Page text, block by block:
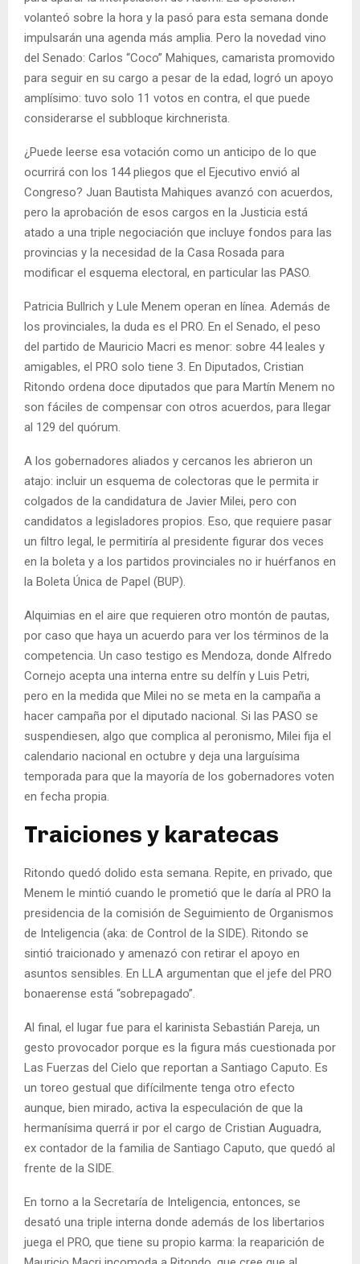
volanteó sobre la hora y la pasó para esta semana donde
impulsarán una agenda más amplia. Pero la novedad vino
del Senado: Carlos “Coco” Mahiques, camarista promovido
para seguir en su cargo a pesar de la edad, logró un apoyo
amplísimo: tuvo solo 11 votos en contra, el que puede
considerarse el subbloque kirchnerista.
¿Puede leerse esa votación como un anticipo de lo que
ocurrirá con los 144 pliegos que el Ejecutivo envió al
Congreso? Juan Bautista Mahiques avanzó con acuerdos,
pero la aprobación de esos cargos en la Justicia está
atado a una triple negociación que incluye fondos para las
provincias y la necesidad de la Casa Rosada para
modificar el esquema electoral, en particular las PASO.
Patricia Bullrich y Lule Menem operan en línea. Además de
los provinciales, la duda es el PRO. En el Senado, el peso
del partido de Mauricio Macri es menor: sobre 44 leales y
amigables, el PRO solo tiene 3. En Diputados, Cristian
Ritondo ordena doce diputados que para Martín Menem no
son fáciles de compensar con otros acuerdos, para llegar
al 129 del quórum.
A los gobernadores aliados y cercanos les abrieron un
atajo: incluir un esquema de colectoras que le permita ir
colgados de la candidatura de Javier Milei, pero con
candidatos a legisladores propios. Eso, que requiere pasar
un filtro legal, le permitiría al presidente figurar dos veces
en la boleta y a los partidos provinciales no ir huérfanos en
la Boleta Única de Papel (BUP).
Alquimias en el aire que requieren otro montón de pautas,
por caso que haya un acuerdo para ver los términos de la
competencia. Un caso testigo es Mendoza, donde Alfredo
Cornejo acepta una interna entre su delfín y Luis Petri,
pero en la medida que Milei no se meta en la campaña a
hacer campaña por el diputado nacional. Si las PASO se
suspendiesen, algo que complica al peronismo, Milei fija el
calendario nacional en octubre y deja una larguísima
temporada para que la mayoría de los gobernadores voten
en fecha propia.
Traiciones y karatecas
Ritondo quedó dolido esta semana. Repite, en privado, que
Menem le mintió cuando le prometió que le daría al PRO la
presidencia de la comisión de Seguimiento de Organismos
de Inteligencia (aka: de Control de la SIDE). Ritondo se
sintió traicionado y amenazó con retirar el apoyo en
asuntos sensibles. En LLA argumentan que el jefe del PRO
bonaerense está “sobrepagado”.
Al final, el lugar fue para el karinista Sebastián Pareja, un
gesto provocador porque es la figura más cuestionada por
Las Fuerzas del Cielo que reportan a Santiago Caputo. Es
un toreo gestual que difícilmente tenga otro efecto
aunque, bien mirado, activa la especulación de que la
hermanísima querrá ir por el cargo de Cristian Auguadra,
ex contador de la familia de Santiago Caputo, que quedó al
frente de la SIDE.
En torno a la Secretaría de Inteligencia, entonces, se
desató una triple interna donde además de los libertarios
juega el PRO, que tiene su propio karma: la reaparición de